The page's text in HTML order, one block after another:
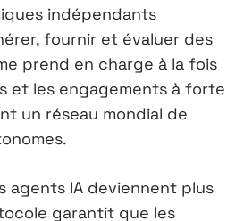
indépendants
fournir et évaluer des
prend en charge à la fois
et les engagements à forte
un réseau mondial de
agents IA deviennent plus
garantit que les